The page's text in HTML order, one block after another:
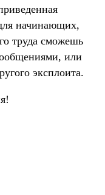
начинающих,
труда сможешь
или
эксплоита.